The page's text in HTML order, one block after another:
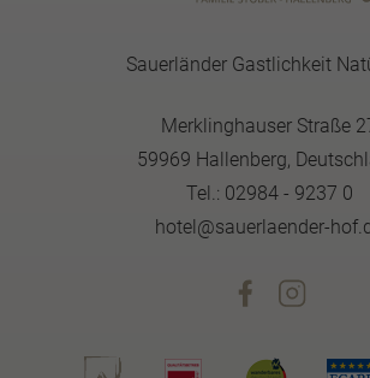
Sauerländer Gastlichkeit
Merklinghauser Straße
59969 Hallenberg,
Tel.: 02984 - 9237 0
hotel@sauerlaender-